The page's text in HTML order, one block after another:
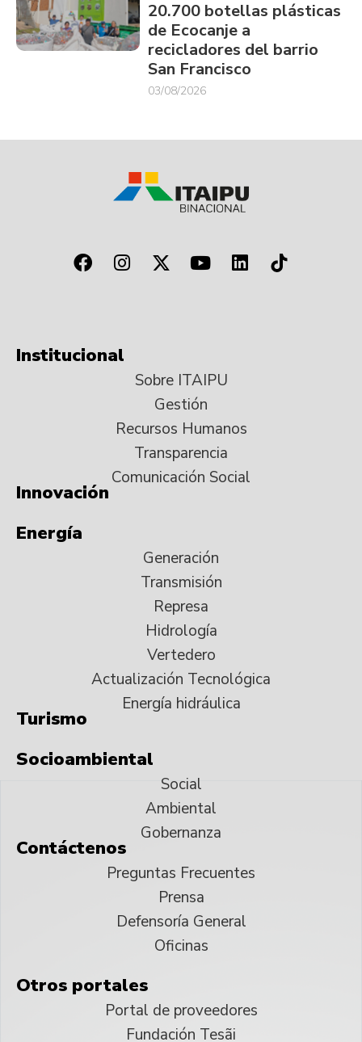
20.700 botellas plásticas
de Ecocanje a
recicladores del barrio
San Francisco
03/08/2026
Institucional
Sobre ITAIPU
Gestión
Recursos Humanos
Transparencia
Comunicación Social
Innovación
Energía
Generación
Transmisión
Represa
Hidrología
Vertedero
Actualización Tecnológica
Energía hidráulica
Turismo
Socioambiental
Social
Ambiental
Gobernanza
Contáctenos
Preguntas Frecuentes
Prensa
Defensoría General
Oficinas
Otros portales
Portal de proveedores
Fundación Tesãi